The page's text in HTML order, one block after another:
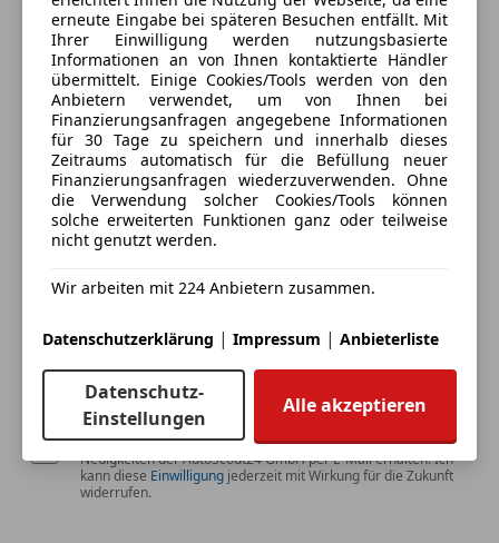
3 ähnliche Fahrzeuge gefunden
Ich erlaube den Händlern dieser
Fahrzeuge mich zu kontaktieren.
Dein Name
Deine E-Mail
Deine Telefonnummer (optional)
Ich möchte auf meine Interessen zugeschnittene Angebote und
Neuigkeiten der AutoScout24 GmbH per E-Mail erhalten. Ich
kann diese Einwilligung jederzeit mit Wirkung für die Zukunft
widerrufen.
erneute Eingabe bei späteren Besuchen entfällt. Mit
Ihrer Einwilligung werden nutzungsbasierte
Informationen an von Ihnen kontaktierte Händler
übermittelt. Einige Cookies/Tools werden von den
Anbietern verwendet, um von Ihnen bei
Finanzierungsanfragen angegebene Informationen
für 30 Tage zu speichern und innerhalb dieses
Zeitraums automatisch für die Befüllung neuer
Finanzierungsanfragen wiederzuverwenden. Ohne
die Verwendung solcher Cookies/Tools können
solche erweiterten Funktionen ganz oder teilweise
nicht genutzt werden.
Wir arbeiten mit 224 Anbietern zusammen.
Datenschutzerklärung | Impressum | Anbieterliste
Datenschutz-
Einstellungen
Alle akzeptieren